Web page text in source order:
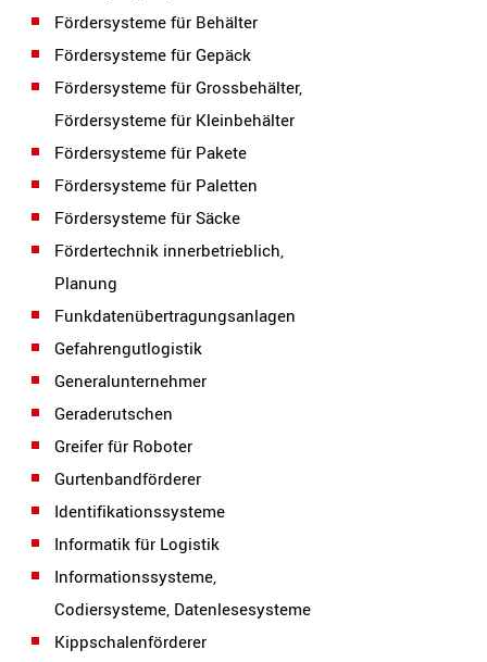
Fördersysteme für Behälter
Fördersysteme für Gepäck
Fördersysteme für Grossbehälter,
Fördersysteme für Kleinbehälter
Fördersysteme für Pakete
Fördersysteme für Paletten
Fördersysteme für Säcke
Fördertechnik innerbetrieblich,
Planung
Funkdatenübertragungsanlagen
Gefahrengutlogistik
Generalunternehmer
Geraderutschen
Greifer für Roboter
Gurtenbandförderer
Identifikationssysteme
Informatik für Logistik
Informationssysteme,
Codiersysteme, Datenlesesysteme
Kippschalenförderer